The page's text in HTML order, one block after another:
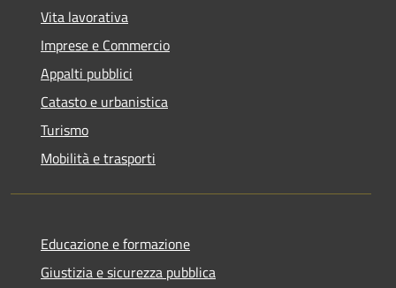
Vita lavorativa
Imprese e Commercio
Appalti pubblici
Catasto e urbanistica
Turismo
Mobilità e trasporti
Educazione e formazione
Giustizia e sicurezza pubblica